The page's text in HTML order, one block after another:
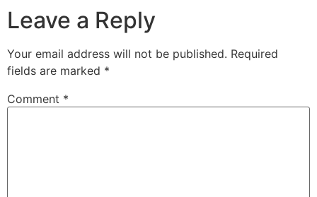
Leave a Reply
Your email address will not be published. Required
fields are marked *
Comment *